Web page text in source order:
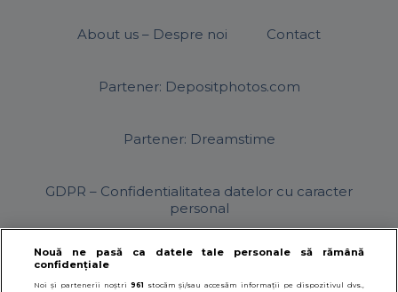
About us – Despre noi Contact
Partener: Depositphotos.com
Partener: Dreamstime
GDPR – Confidentialitatea datelor cu caracter
personal
Politica cookies Termeni si conditii
Nouă ne pasă ca datele tale personale să rămână
confidențiale
Noi și partenerii noștri 961 stocăm și/sau accesăm informații pe dispozitivul dvs.,